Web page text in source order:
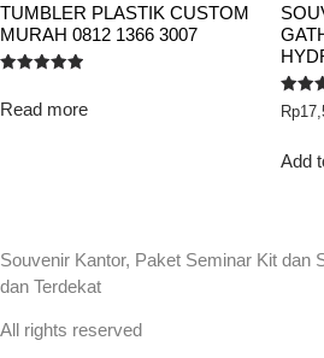
TUMBLER PLASTIK CUSTOM
MURAH 0812 1366 3007
5.00
out of 5
Read more
Rated
5.00
Rp
Add
Souvenir Kantor, Paket Seminar Kit dan
dan Terdekat
All rights reserved